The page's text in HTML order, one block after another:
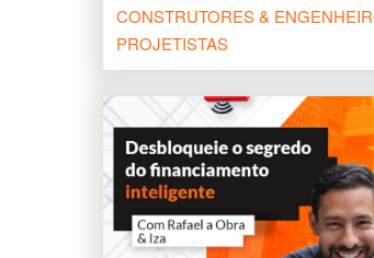
CONSTRUTORES &
PROJETISTAS